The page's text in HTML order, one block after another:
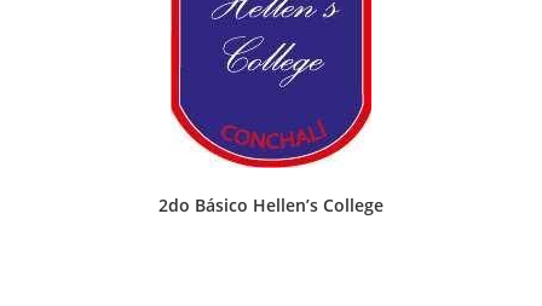
2do Básico Hellen’s College